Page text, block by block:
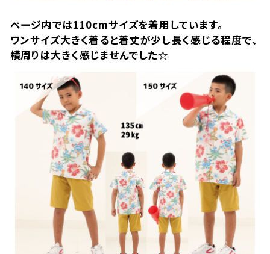
ページ内では110cmサイズを着用しています。
ワンサイズ大きく着ると着丈が少し長く感じる程度で、
横周りは大きく感じませんでした☆